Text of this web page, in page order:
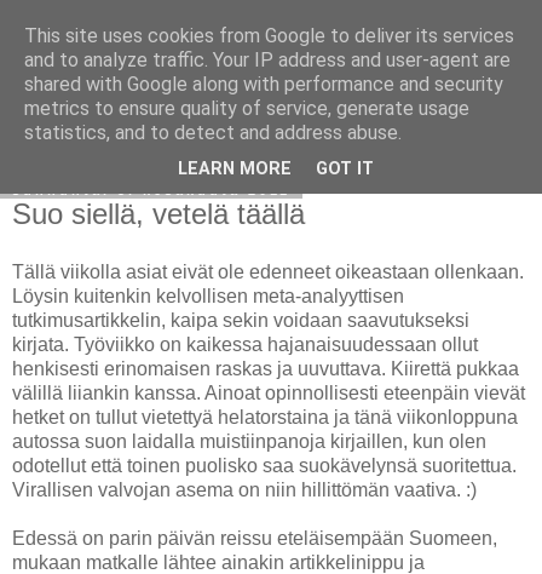
Avoin blogiskelija
Suo siellä, vetelä täällä
Tällä viikolla asiat eivät ole edenneet oikeastaan ollenkaan.
Löysin kuitenkin kelvollisen meta-analyyttisen
tutkimusartikkelin, kaipa sekin voidaan saavutukseksi
kirjata. Työviikko on kaikessa hajanaisuudessaan ollut
henkisesti erinomaisen raskas ja uuvuttava. Kiirettä pukkaa
välillä liiankin kanssa. Ainoat opinnollisesti eteenpäin vievät
hetket on tullut vietettyä helatorstaina ja tänä viikonloppuna
autossa suon laidalla muistiinpanoja kirjaillen, kun olen
odotellut että toinen puolisko saa suokävelynsä suoritettua.
Virallisen valvojan asema on niin hillittömän vaativa. :)
Edessä on parin päivän reissu eteläisempään Suomeen,
mukaan matkalle lähtee ainakin artikkelinippu ja
This site uses cookies from Google to deliver its services
and to analyze traffic. Your IP address and user-agent are
shared with Google along with performance and security
metrics to ensure quality of service, generate usage
statistics, and to detect and address abuse.
LEARN MORE GOT IT